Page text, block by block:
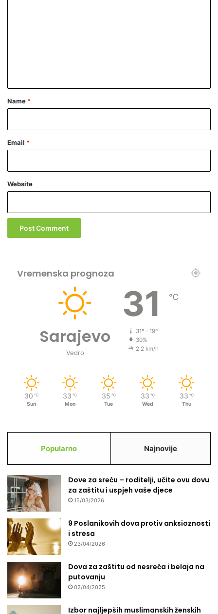
*
Name *
Email *
Website
Vremenska prognoza
Sarajevo
Vedro
31 ℃
31º - 19º
30%
2.2 km/h
30 ℃
Sun
33 ℃
Mon
35 ℃
Tue
33 ℃
Wed
33 ℃
Thu
Popularno Najnovije
Dove za sreću – roditelji, učite ovu dovu
za zaštitu i uspjeh vaše djece
15/03/2026
9 Poslanikovih dova protiv anksioznosti
i stresa
23/04/2026
Dova za zaštitu od nesreća i belaja na
putovanju
02/04/2025
Izbor najljepših muslimanskih ženskih